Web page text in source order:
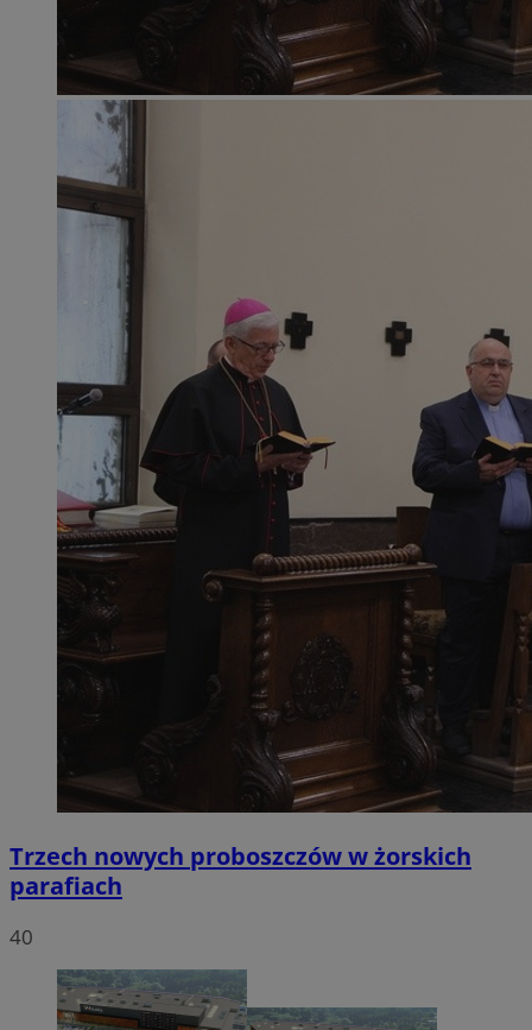
Trzech nowych proboszczów w żorskich
parafiach
40